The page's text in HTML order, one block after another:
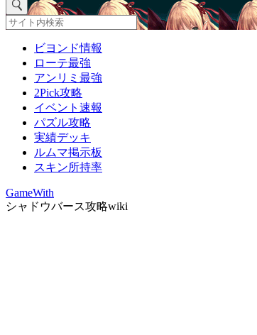
ビヨンド情報
ローテ最強
アンリミ最強
2Pick攻略
イベント速報
パズル攻略
実績デッキ
ルムマ掲示板
スキン所持率
GameWith
シャドウバース攻略wiki